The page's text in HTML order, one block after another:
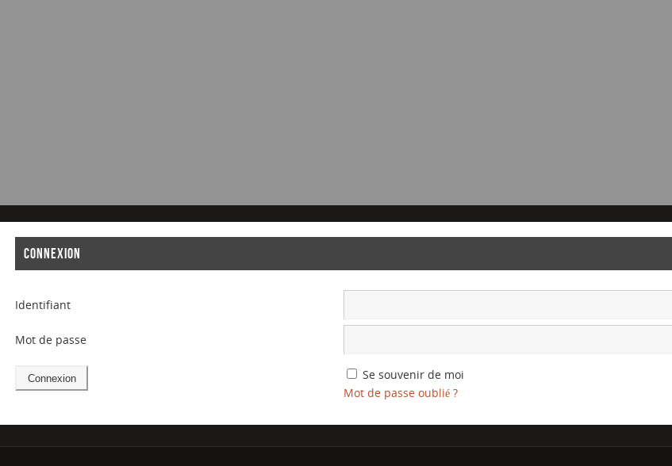
CONNEXION
Identifiant
Mot de passe
Se souvenir de moi
Mot de passe oublié ?